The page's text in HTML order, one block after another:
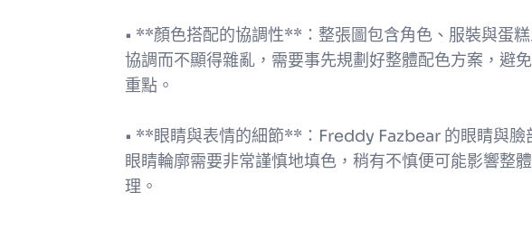
• **顏色搭配的協調性**：整張圖包含角色、服裝與蛋
協調而不顯得雜亂，需要事先規劃好整體配色方案，避
重點。
• **眼睛與表情的細節**：Freddy Fazbear 的眼睛與臉
眼睛輪廓需要非常謹慎地填色，稍有不慎便可能影響整
理。